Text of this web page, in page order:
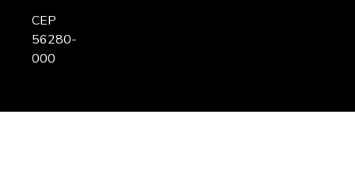
CEP
56280-
000